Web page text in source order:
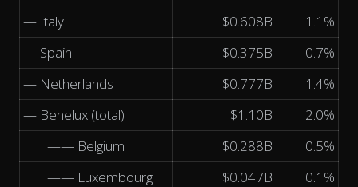
— Italy
$0.608B
1.1%
— Spain
$0.375B
0.7%
— Netherlands
$0.777B
1.4%
— Benelux (total)
$1.10B
2.0%
—— Belgium
$0.288B
0.5%
—— Luxembourg
$0.047B
0.1%